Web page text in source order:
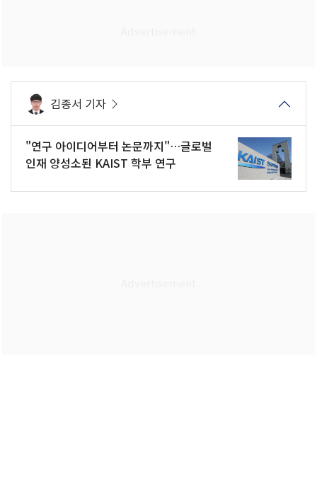
김종서 기자
"연구 아이디어부터 논문까지"…글로벌
인재 양성소된 KAIST 학부 연구